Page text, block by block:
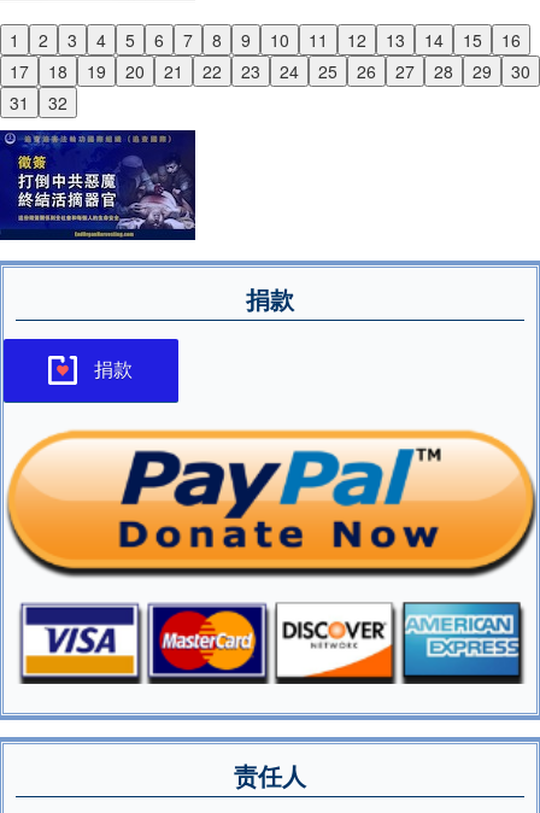
1 2 3 4 5 6 7 8 9 10 11 12 13 14 15
16
17
18 19 20 21 22 23 24 25 26 27 28 29
30
31
32
Previous
Next
捐款
捐款
责任人